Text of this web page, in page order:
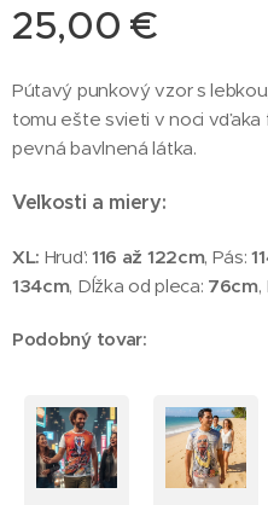
25,00 €
Pútavý punkový vzor s
tomu ešte svieti v noci
pevná bavlnená látka.
Veľkosti a miery:
XL: Hruď: 116 až 122cm, Pás:
134cm, Dĺžka od pleca: 76cm,
Podobný tovar: